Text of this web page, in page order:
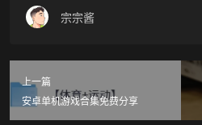
宗宗酱
上一篇
安卓单机游戏合集免费分享